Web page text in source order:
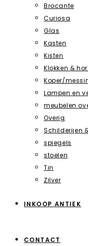
Brocante
Curiosa
Glas
Kasten
Kisten
Klokken &
Koper/
Lampen en
meubelen
Overig
Schilderijen
spiegels
stoelen
Tin
Zilver
INKOOP ANTIEK
CONTACT